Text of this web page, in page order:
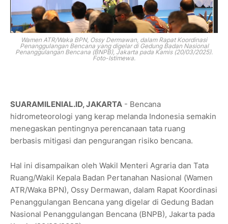
Wamen ATR/Waka BPN, Ossy Dermawan, dalam Rapat Koordinasi
Penanggulangan Bencana yang digelar di Gedung Badan Nasional
Penanggulangan Bencana (BNPB), Jakarta pada Kamis (20/03/2025).
Foto-Istimewa.
SUARAMILENIAL.ID, JAKARTA - Bencana
hidrometeorologi yang kerap melanda Indonesia semakin
menegaskan pentingnya perencanaan tata ruang
berbasis mitigasi dan pengurangan risiko bencana.
Hal ini disampaikan oleh Wakil Menteri Agraria dan Tata
Ruang/Wakil Kepala Badan Pertanahan Nasional (Wamen
ATR/Waka BPN), Ossy Dermawan, dalam Rapat Koordinasi
Penanggulangan Bencana yang digelar di Gedung Badan
Nasional Penanggulangan Bencana (BNPB), Jakarta pada